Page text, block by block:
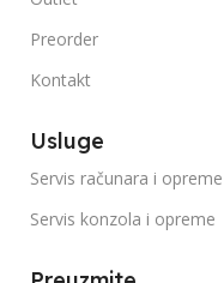
Preorder
Kontakt
Usluge
Servis računara i opreme
Servis konzola i opreme